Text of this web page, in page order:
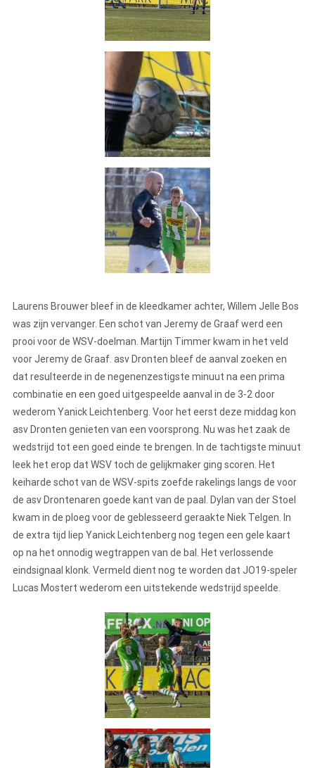
Laurens Brouwer bleef in de kleedkamer achter, Willem Jelle Bos
was zijn vervanger. Een schot van Jeremy de Graaf werd een
prooi voor de WSV-doelman. Martijn Timmer kwam in het veld
voor Jeremy de Graaf. asv Dronten bleef de aanval zoeken en
dat resulteerde in de negenenzestigste minuut na een prima
combinatie en een goed uitgespeelde aanval in de 3-2 door
wederom Yanick Leichtenberg. Voor het eerst deze middag kon
asv Dronten genieten van een voorsprong. Nu was het zaak de
wedstrijd tot een goed einde te brengen. In de tachtigste minuut
leek het erop dat WSV toch de gelijkmaker ging scoren. Het
keiharde schot van de WSV-spits zoefde rakelings langs de voor
de asv Drontenaren goede kant van de paal. Dylan van der Stoel
kwam in de ploeg voor de geblesseerd geraakte Niek Telgen. In
de extra tijd liep Yanick Leichtenberg nog tegen een gele kaart
op na het onnodig wegtrappen van de bal. Het verlossende
eindsignaal klonk. Vermeld dient nog te worden dat JO19-speler
Lucas Mostert wederom een uitstekende wedstrijd speelde.